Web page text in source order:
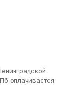
оплачивается